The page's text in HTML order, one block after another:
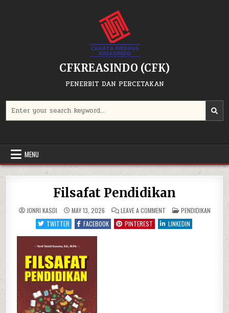
CFKREASINDO (CFK)
PENERBIT DAN PERCETAKAN
for:
MENU
Filsafat Pendidikan
JONRI KASDI MAY 13, 2026 LEAVE A COMMENTON
FILSAFAT
PENDIDIKAN
POSTED
IN
PENDIDIKAN
TWITTER
FACEBOOK PINTEREST LINKEDIN